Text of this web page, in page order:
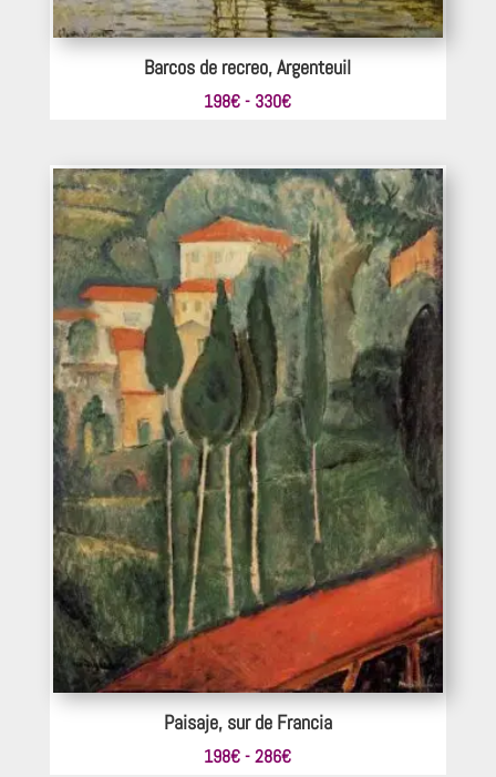
Barcos de recreo, Argenteuil
198€ - 330€Rango
desde
198€
hasta
330€
Paisaje, sur de Francia
198€ - 286€Rango